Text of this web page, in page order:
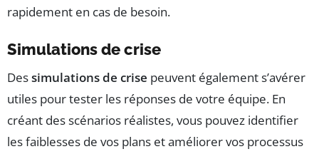
rapidement en cas de besoin.
Simulations de crise
Dessimulations de crise peuvent également s’avérer
utiles pour tester les réponses de votre équipe. En
créant des scénarios réalistes, vous pouvez identifier
les faiblesses de vos plans et améliorer vos processus